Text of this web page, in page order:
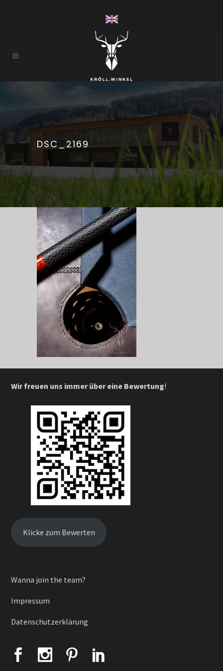
DSC_2169
Wir freuen uns immer über eine Bewertung!
Klicke zum Bewerten
Wanna join the team?
Impressum
Datenschutzerklärung